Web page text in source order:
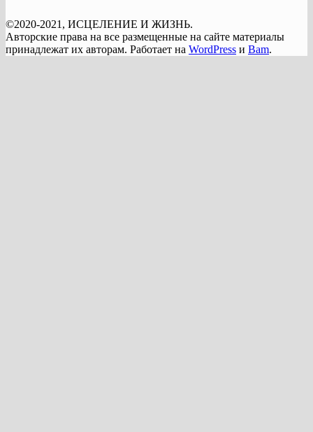
©2020-2021, ИСЦЕЛЕНИЕ И ЖИЗНЬ.
Авторские права на все размещенные на сайте материалы
принадлежат их авторам. Работает на WordPress и Bam.